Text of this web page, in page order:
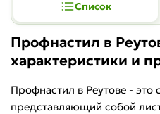
Список
Профнастил в
характеристики и
Профнастил в Реутове - это
представляющий собой